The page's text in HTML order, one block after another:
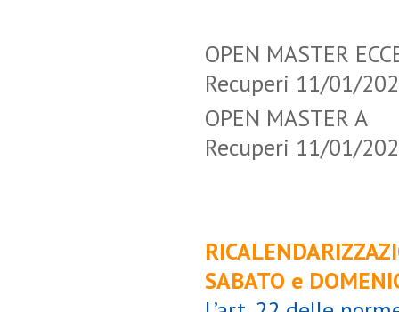
OPEN MASTER
Recuperi 11/01/
OPEN
Recuperi 11/01/
SABATO e